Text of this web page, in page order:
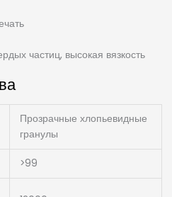
частиц, высокая вязкость
Прозрачные хлопьевидные
гранулы
>99